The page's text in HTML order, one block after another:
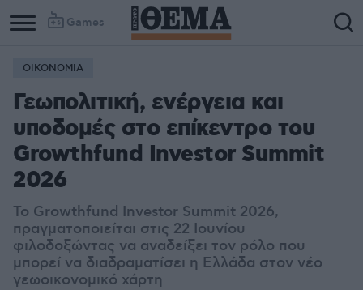
Games
ΟΙΚΟΝΟΜΙΑ
Γεωπολιτική, ενέργεια και
υποδομές στο επίκεντρο του
Growthfund Investor Summit
2026
Το Growthfund Investor Summit 2026,
πραγματοποιείται στις 22 Ιουνίου
φιλοδοξώντας να αναδείξει τον ρόλο που
μπορεί να διαδραματίσει η Ελλάδα στον νέο
γεωοικονομικό χάρτη